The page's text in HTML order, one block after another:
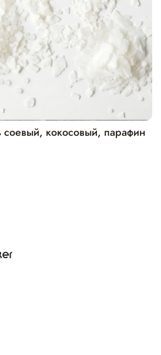
соевый, кокосовый, парафин